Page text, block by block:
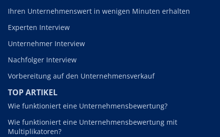
Ihren Unternehmenswert in wenigen Minuten erhalten
Experten Interview
Unternehmer Interview
Nachfolger Interview
Vorbereitung auf den Unternehmensverkauf
TOP ARTIKEL
Wie funktioniert eine Unternehmensbewertung?
Wie funktioniert eine Unternehmensbewertung mit
Multiplikatoren?